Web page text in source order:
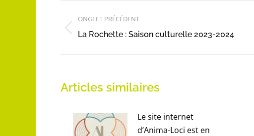
de
ONGLET PRÉCÉDENT
Onglet
La Rochette : Saison culturelle 2023-2024
Articles similaires
Le site internet
d’Anima-Loci est en